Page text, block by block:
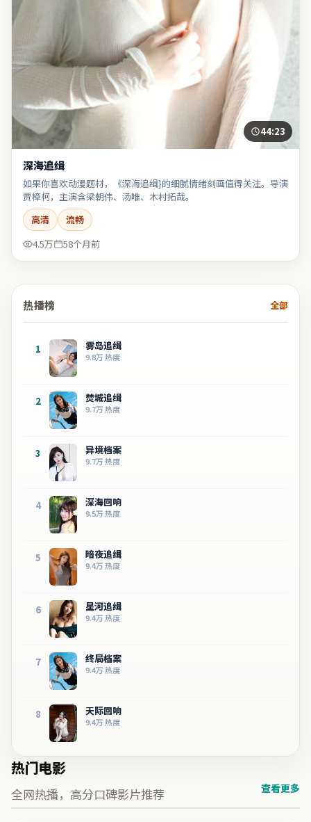
44:23
深海追缉
如果你喜欢动漫题材，《深海追缉}的细腻情绪刻画值得关注。导演
贾樟柯，主演含梁朝伟、汤唯、木村拓哉。
高清
流畅
4.5万
58个月前
热播榜 全部
1 雾岛追缉
9.8万热度
2 焚城追缉
9.7万热度
3 异境档案
9.7万热度
4 深海回响
9.5万热度
5 暗夜追缉
9.4万热度
6 星河追缉
9.4万热度
7 终局档案
9.4万热度
8 天际回响
9.4万热度
热门电影
全网热播，高分口碑影片推荐 查看更多